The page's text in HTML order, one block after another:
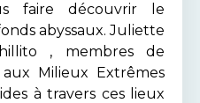
faire découvrir le
abyssaux. Juliette
, membres de
aux Milieux Extrêmes
à travers ces lieux